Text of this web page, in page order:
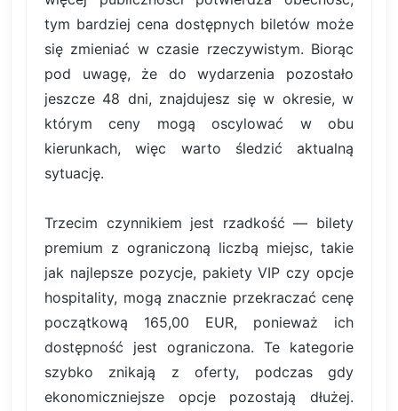
tym bardziej cena dostępnych biletów może
się zmieniać w czasie rzeczywistym. Biorąc
pod uwagę, że do wydarzenia pozostało
jeszcze 48 dni, znajdujesz się w okresie, w
którym ceny mogą oscylować w obu
kierunkach, więc warto śledzić aktualną
sytuację.
Trzecim czynnikiem jest rzadkość — bilety
premium z ograniczoną liczbą miejsc, takie
jak najlepsze pozycje, pakiety VIP czy opcje
hospitality, mogą znacznie przekraczać cenę
początkową 165,00 EUR, ponieważ ich
dostępność jest ograniczona. Te kategorie
szybko znikają z oferty, podczas gdy
ekonomiczniejsze opcje pozostają dłużej.